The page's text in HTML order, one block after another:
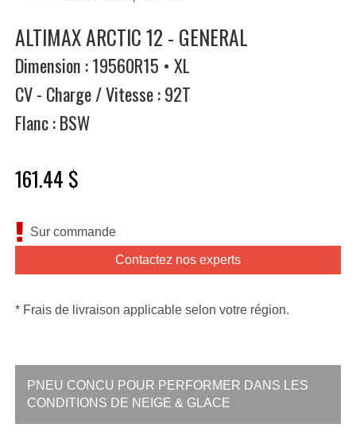
ALTIMAX ARCTIC 12 - GENERAL
Dimension : 19560R15 • XL
CV - Charge / Vitesse : 92T
Flanc : BSW
161.44 $
Sur commande
Contactez nos experts
* Frais de livraison applicable selon votre région.
PNEU CONCU POUR PERFORMER DANS LES
CONDITIONS DE NEIGE & GLACE